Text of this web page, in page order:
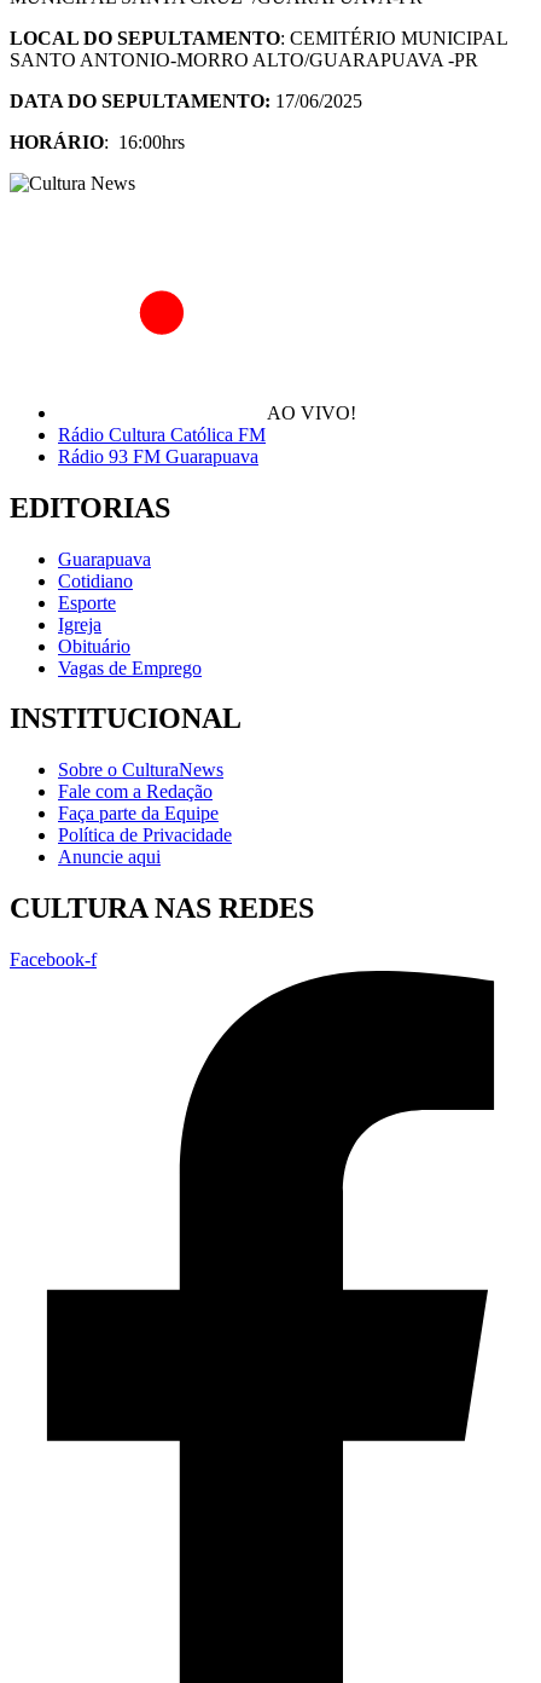
LOCAL DO SEPULTAMENTO: CEMITÉRIO MUNICIPAL
SANTO ANTONIO-MORRO ALTO/GUARAPUAVA -PR
DATA DO SEPULTAMENTO: 17/06/2025
HORÁRIO: 16:00hrs
AO VIVO!
Rádio Cultura Católica FM
Rádio 93 FM Guarapuava
EDITORIAS
Guarapuava
Cotidiano
Esporte
Igreja
Obituário
Vagas de Emprego
INSTITUCIONAL
Sobre o CulturaNews
Fale com a Redação
Faça parte da Equipe
Política de Privacidade
Anuncie aqui
CULTURA NAS REDES
Facebook-f